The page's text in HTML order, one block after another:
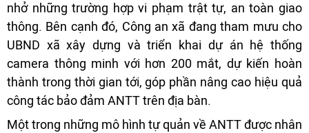
nhở những trường hợp vi phạm trật tự, an toàn giao
thông. Bên cạnh đó, Công an xã đang tham mưu cho
UBND xã xây dựng và triển khai dự án hệ thống
camera thông minh với hơn 200 mắt, dự kiến hoàn
thành trong thời gian tới, góp phần nâng cao hiệu quả
công tác bảo đảm ANTT trên địa bàn.
Một trong những mô hình tự quản về ANTT được nhân